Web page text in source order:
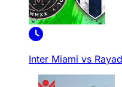
Inter Miami vs